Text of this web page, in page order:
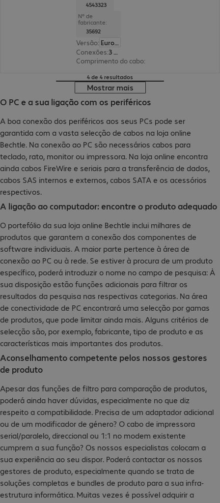
4543323
Nº de
fabricante:
35692
Versão:
Europa
Conexões:
3 x RCA macho | 3 x RCA macho
Comprimento do cabo:
4 de 4 resultados
Mostrar mais
O PC e a sua ligação com os periféricos
A boa conexão dos periféricos aos seus PCs pode ser
garantida com a vasta selecção de cabos na loja online
Bechtle. Na conexão ao PC são necessários cabos para
teclado, rato, monitor ou impressora. Na loja online encontra
ainda cabos FireWire e seriais para a transferência de dados,
cabos SAS internos e externos, cabos SATA e os acessórios
respectivos.
A ligação ao computador: encontre o produto adequado
O portefólio da sua loja online Bechtle inclui milhares de
produtos que garantem a conexão dos componentes de
software individuais. A maior parte pertence à área de
conexão ao PC ou à rede. Se estiver à procura de um produto
específico, poderá introduzir o nome no campo de pesquisa: À
sua disposição estão funções adicionais para filtrar os
resultados da pesquisa nas respectivas categorias. Na área
de conectividade de PC encontrará uma selecção por gamas
de produtos, que pode limitar ainda mais. Alguns critérios de
selecção são, por exemplo, fabricante, tipo de produto e as
características mais importantes dos produtos.
Aconselhamento competente pelos nossos gestores
de produto
Apesar das funções de filtro para comparação de produtos,
poderá ainda haver dúvidas, especialmente no que diz
respeito a compatibilidade. Precisa de um adaptador adicional
ou de um modificador de género? O cabo de impressora
serial/paralelo, direccional ou 1:1 no modem existente
cumprem a sua função? Os nossos especialistas colocam a
sua experiência ao seu dispor. Poderá contactar os nossos
gestores de produto, especialmente quando se trata de
soluções completas e bundles de produto para a sua infra-
estrutura informática. Muitas vezes é possível adquirir a